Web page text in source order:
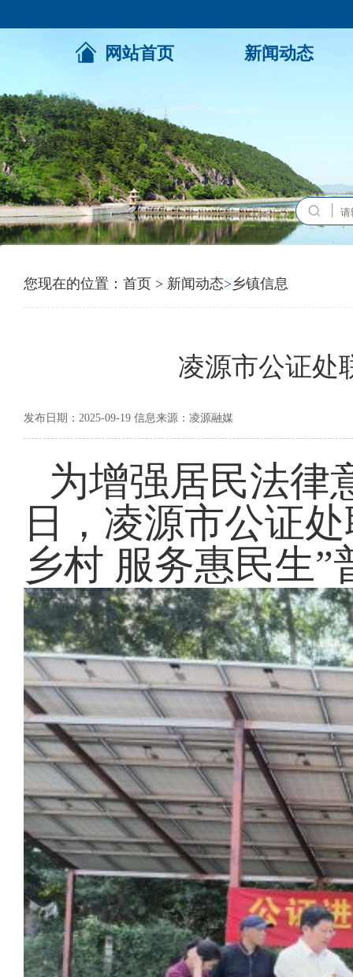
网站首页 新闻动态
您现在的位置： 首页 > 新闻动态>乡镇信息
凌源市公证处
发布日期：2025-09-19 信息来源：凌源融媒
为增强居民法律
日，凌源市公证
乡村 服务惠民生